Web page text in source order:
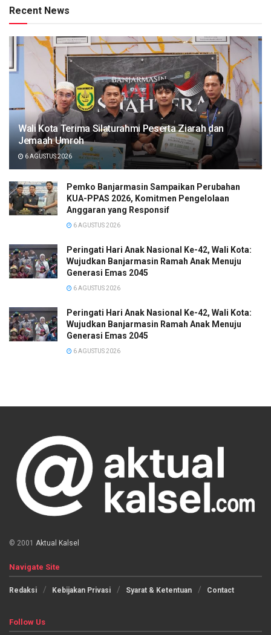
Recent News
Wali Kota Terima Silaturahmi Peserta Ziarah dan
Jemaah Umroh
6 AGUSTUS 2026
Pemko Banjarmasin Sampaikan Perubahan
KUA-PPAS 2026, Komitmen Pengelolaan
Anggaran yang Responsif
6 AGUSTUS 2026
Peringati Hari Anak Nasional Ke-42, Wali Kota:
Wujudkan Banjarmasin Ramah Anak Menuju
Generasi Emas 2045
6 AGUSTUS 2026
Peringati Hari Anak Nasional Ke-42, Wali Kota:
Wujudkan Banjarmasin Ramah Anak Menuju
Generasi Emas 2045
6 AGUSTUS 2026
© 2001 Aktual Kalsel
Navigate Site
Redaksi Kebijakan Privasi Syarat & Ketentuan Contact
Follow Us